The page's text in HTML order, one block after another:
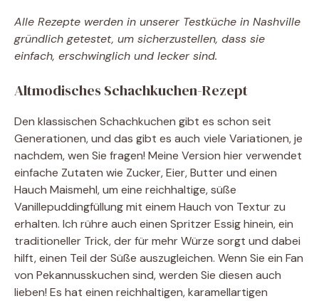
Alle Rezepte werden in unserer Testküche in Nashville
gründlich getestet, um sicherzustellen, dass sie
einfach, erschwinglich und lecker sind.
Altmodisches Schachkuchen-Rezept
Den klassischen Schachkuchen gibt es schon seit
Generationen, und das gibt es auch viele Variationen, je
nachdem, wen Sie fragen! Meine Version hier verwendet
einfache Zutaten wie Zucker, Eier, Butter und einen
Hauch Maismehl, um eine reichhaltige, süße
Vanillepuddingfüllung mit einem Hauch von Textur zu
erhalten. Ich rühre auch einen Spritzer Essig hinein, ein
traditioneller Trick, der für mehr Würze sorgt und dabei
hilft, einen Teil der Süße auszugleichen. Wenn Sie ein Fan
von Pekannusskuchen sind, werden Sie diesen auch
lieben! Es hat einen reichhaltigen, karamellartigen